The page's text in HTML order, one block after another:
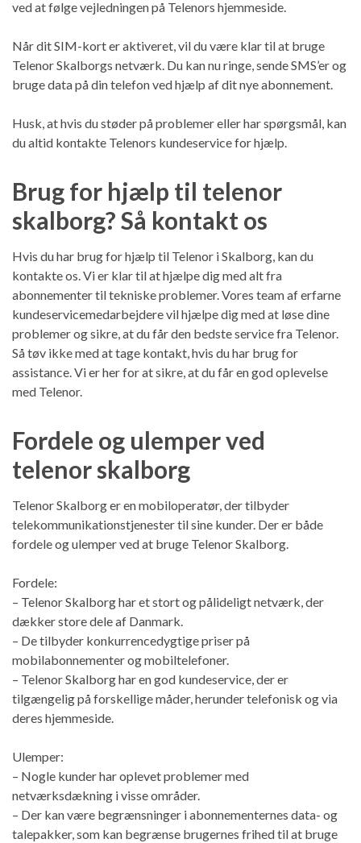
ved at følge vejledningen på Telenors hjemmeside.
Når dit SIM-kort er aktiveret, vil du være klar til at bruge
Telenor Skalborgs netværk. Du kan nu ringe, sende SMS’er og
bruge data på din telefon ved hjælp af dit nye abonnement.
Husk, at hvis du støder på problemer eller har spørgsmål, kan
du altid kontakte Telenors kundeservice for hjælp.
Brug for hjælp til telenor
skalborg? Så kontakt os
Hvis du har brug for hjælp til Telenor i Skalborg, kan du
kontakte os. Vi er klar til at hjælpe dig med alt fra
abonnementer til tekniske problemer. Vores team af erfarne
kundeservicemedarbejdere vil hjælpe dig med at løse dine
problemer og sikre, at du får den bedste service fra Telenor.
Så tøv ikke med at tage kontakt, hvis du har brug for
assistance. Vi er her for at sikre, at du får en god oplevelse
med Telenor.
Fordele og ulemper ved
telenor skalborg
Telenor Skalborg er en mobiloperatør, der tilbyder
telekommunikationstjenester til sine kunder. Der er både
fordele og ulemper ved at bruge Telenor Skalborg.
Fordele:
– Telenor Skalborg har et stort og pålideligt netværk, der
dækker store dele af Danmark.
– De tilbyder konkurrencedygtige priser på
mobilabonnementer og mobiltelefoner.
– Telenor Skalborg har en god kundeservice, der er
tilgængelig på forskellige måder, herunder telefonisk og via
deres hjemmeside.
Ulemper:
– Nogle kunder har oplevet problemer med
netværksdækning i visse områder.
– Der kan være begrænsninger i abonnementernes data- og
talepakker, som kan begrænse brugernes frihed til at bruge